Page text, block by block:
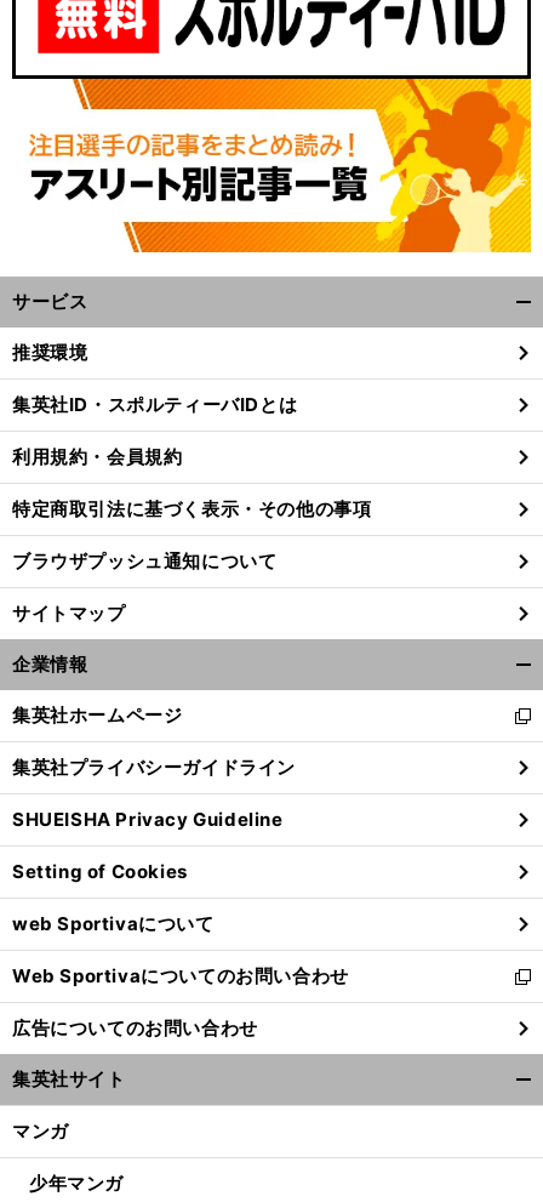
サービス
閉
る
推奨環境
集英社ID・スポルティーバIDとは
利用規約・会員規約
特定商取引法に基づく表示・その他の事項
ブラウザプッシュ通知について
サイトマップ
企業情報
閉
る
集英社ホームページ
新
し
い
ウ
ィ
ン
ド
ウ
で
開
く
集英社プライバシーガイドライン
SHUEISHA Privacy Guideline
Setting of Cookies
web Sportivaについて
Web Sportivaについてのお問い合わせ
新
し
い
ウ
ィ
ン
ウ
広告についてのお問い合わせ
集英社サイト
マンガ
少年マンガ